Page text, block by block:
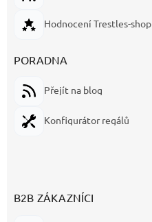
Hodnocení Trestles-shop
PORADNA
Přejít na blog
Konfigurátor regálů
B2B ZÁKAZNÍCI